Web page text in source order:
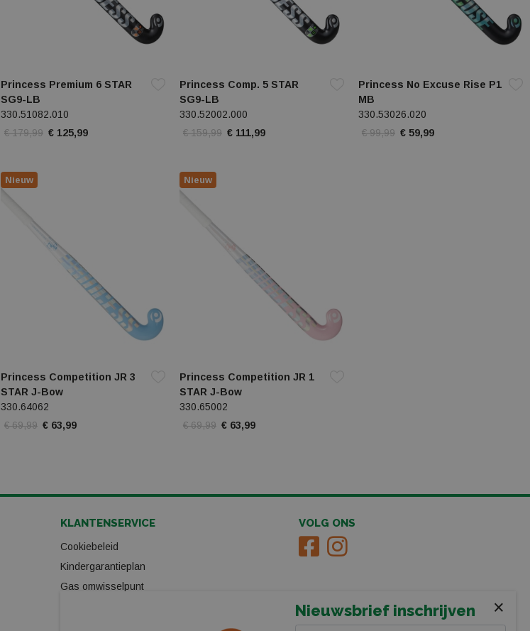
Princess Premium 6 STAR
SG9-LB
330.51082.010
€ 179,99 € 125,99
Princess Comp. 5 STAR
SG9-LB
330.52002.000
€ 159,99 € 111,99
Princess No Excuse Rise P1
MB
330.53026.020
€ 99,99 € 59,99
Princess Competition JR 3
STAR J-Bow
330.64062
€ 69,99 € 63,99
Nieuw
Princess Competition JR 1
STAR J-Bow
330.65002
€ 69,99 € 63,99
Nieuw
KLANTENSERVICE
Cookiebeleid
Kindergarantieplan
Gas omwisselpunt
VOLG ONS
×
Nieuwsbrief inschrijven